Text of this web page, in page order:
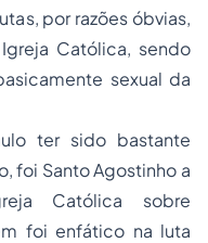
por razões óbvias,
Católica, sendo
sexual da
ter sido bastante
foi Santo Agostinho a
Católica sobre
foi enfático na luta